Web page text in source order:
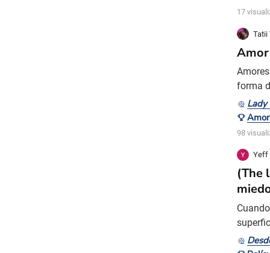
En
17
Tatii
forma
nadie
que
Lady
98
Yeff
(The